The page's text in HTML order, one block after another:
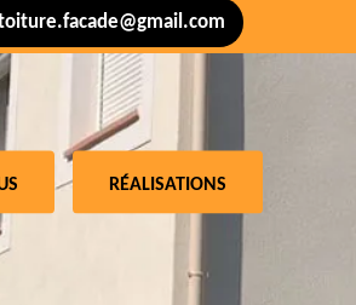
RÉALISATIONS